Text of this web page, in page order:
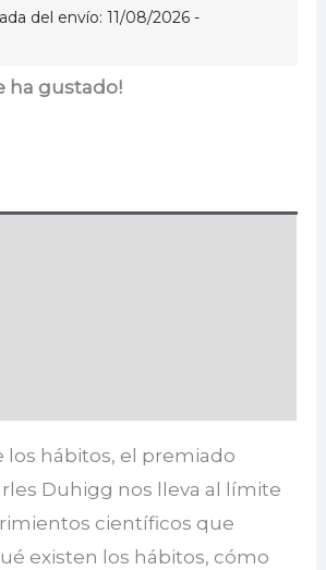
del envío: 11/08/2026 -
ha gustado!
los hábitos, el premiado
Duhigg nos lleva al límite
científicos que
existen los hábitos, cómo